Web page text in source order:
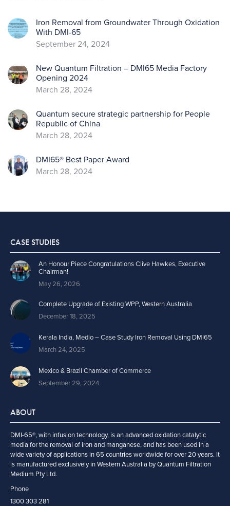
Iron Removal from Groundwater Through Oxidation
With DMI-65
September 24, 2024
New Quantum Filtration – DMI65 Media Factory
Opening 2024
March 28, 2024
Quantum secure strategic partnership for People
Republic of China
March 28, 2024
DMI65® Best Paper Award
March 28, 2024
CASE STUDIES
An Honour Piece Congratulations Clive Hawkes, Executive
Chairman!
May 26, 2026
Complete Upgrade of Existing WPP, Western Australia
December 18, 2025
Kerala India, Medio – Case Study Iron Removal Using DMI65
March 24, 2025
Mexico & Brazil Chamber of Commerce
September 29, 2024
ABOUT
DMI-65®, with infusion technology, is an advanced oxidation catalytic
media for the removal of iron and manganese, and has been used in a
wide variety of applications in 65 countries worldwide for over 20 years. It
is manufactured exclusively in Western Australia by Quantum Filtration
Medium Pty Ltd.
Phone
1300 303 281